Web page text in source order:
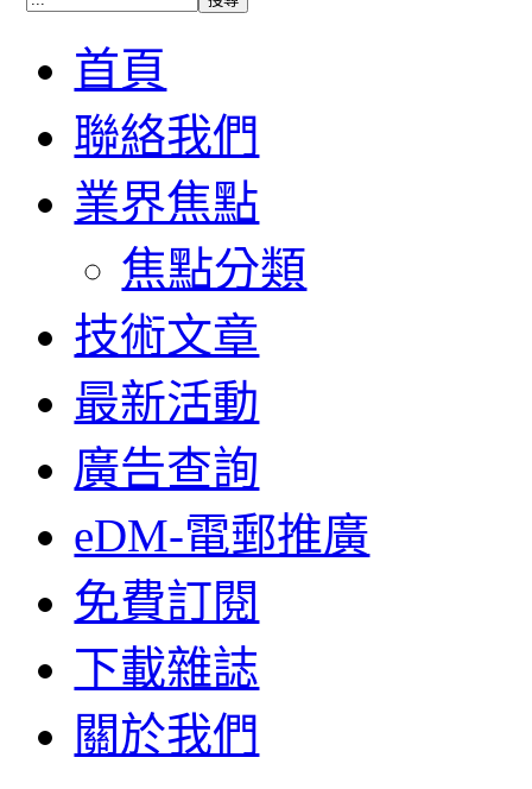
首頁
聯絡我們
業界焦點
焦點分類
技術文章
最新活動
廣告查詢
eDM-電郵推廣
免費訂閱
下載雜誌
關於我們